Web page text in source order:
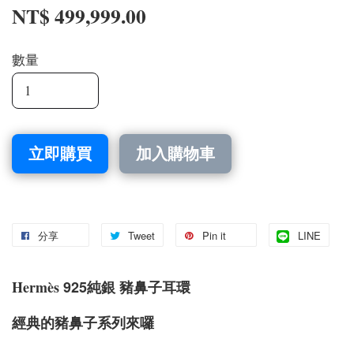
NT$ 499,999.00
數量
立即購買 加入購物車
分享 Tweet Pin it LINE
Hermès925純銀豬鼻子耳環
經典的豬鼻子系列來囉